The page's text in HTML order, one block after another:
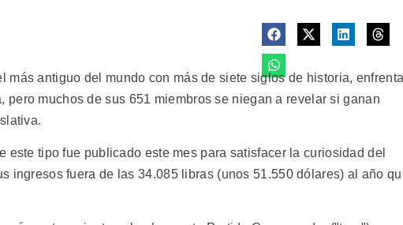
más antiguo del mundo con más de siete siglos de historia,
pero muchos de sus 651 miembros se niegan a revelar si ganan
este tipo fue publicado este mes para satisfacer la curiosidad del
ingresos fuera de las 34.085 libras (unos 51.550 dólares) al año